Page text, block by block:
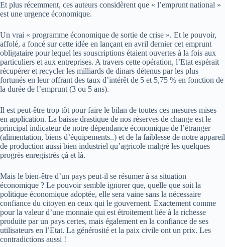
Et plus récemment, ces auteurs considèrent que « l’emprunt national »
est une urgence économique.
Un vrai « programme économique de sortie de crise ». Et le pouvoir,
affolé, a foncé sur cette idée en lançant en avril dernier cet emprunt
obligataire pour lequel les souscriptions étaient ouvertes à la fois aux
particuliers et aux entreprises. A travers cette opération, l’Etat espérait
récupérer et recycler les milliards de dinars détenus par les plus
fortunés en leur offrant des taux d’intérêt de 5 et 5,75 % en fonction de
la durée de l’emprunt (3 ou 5 ans).
Il est peut-être trop tôt pour faire le bilan de toutes ces mesures mises
en application. La baisse drastique de nos réserves de change est le
principal indicateur de notre dépendance économique de l’étranger
(alimentation, biens d’équipements..) et de la faiblesse de notre appareil
de production aussi bien industriel qu’agricole malgré les quelques
progrès enregistrés çà et là.
Mais le bien-être d’un pays peut-il se résumer à sa situation
économique ? Le pouvoir semble ignorer que, quelle que soit la
politique économique adoptée, elle sera vaine sans la nécessaire
confiance du citoyen en ceux qui le gouvernent. Exactement comme
pour la valeur d’une monnaie qui est étroitement liée à la richesse
produite par un pays certes, mais également en la confiance de ses
utilisateurs en l’Etat. La générosité et la paix civile ont un prix. Les
contradictions aussi !